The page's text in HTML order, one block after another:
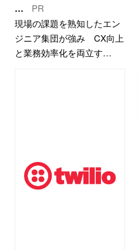
…
PR
現場の課題を熟知したエン
ジニア集団が強み CX向上
と業務効率化を両立す…